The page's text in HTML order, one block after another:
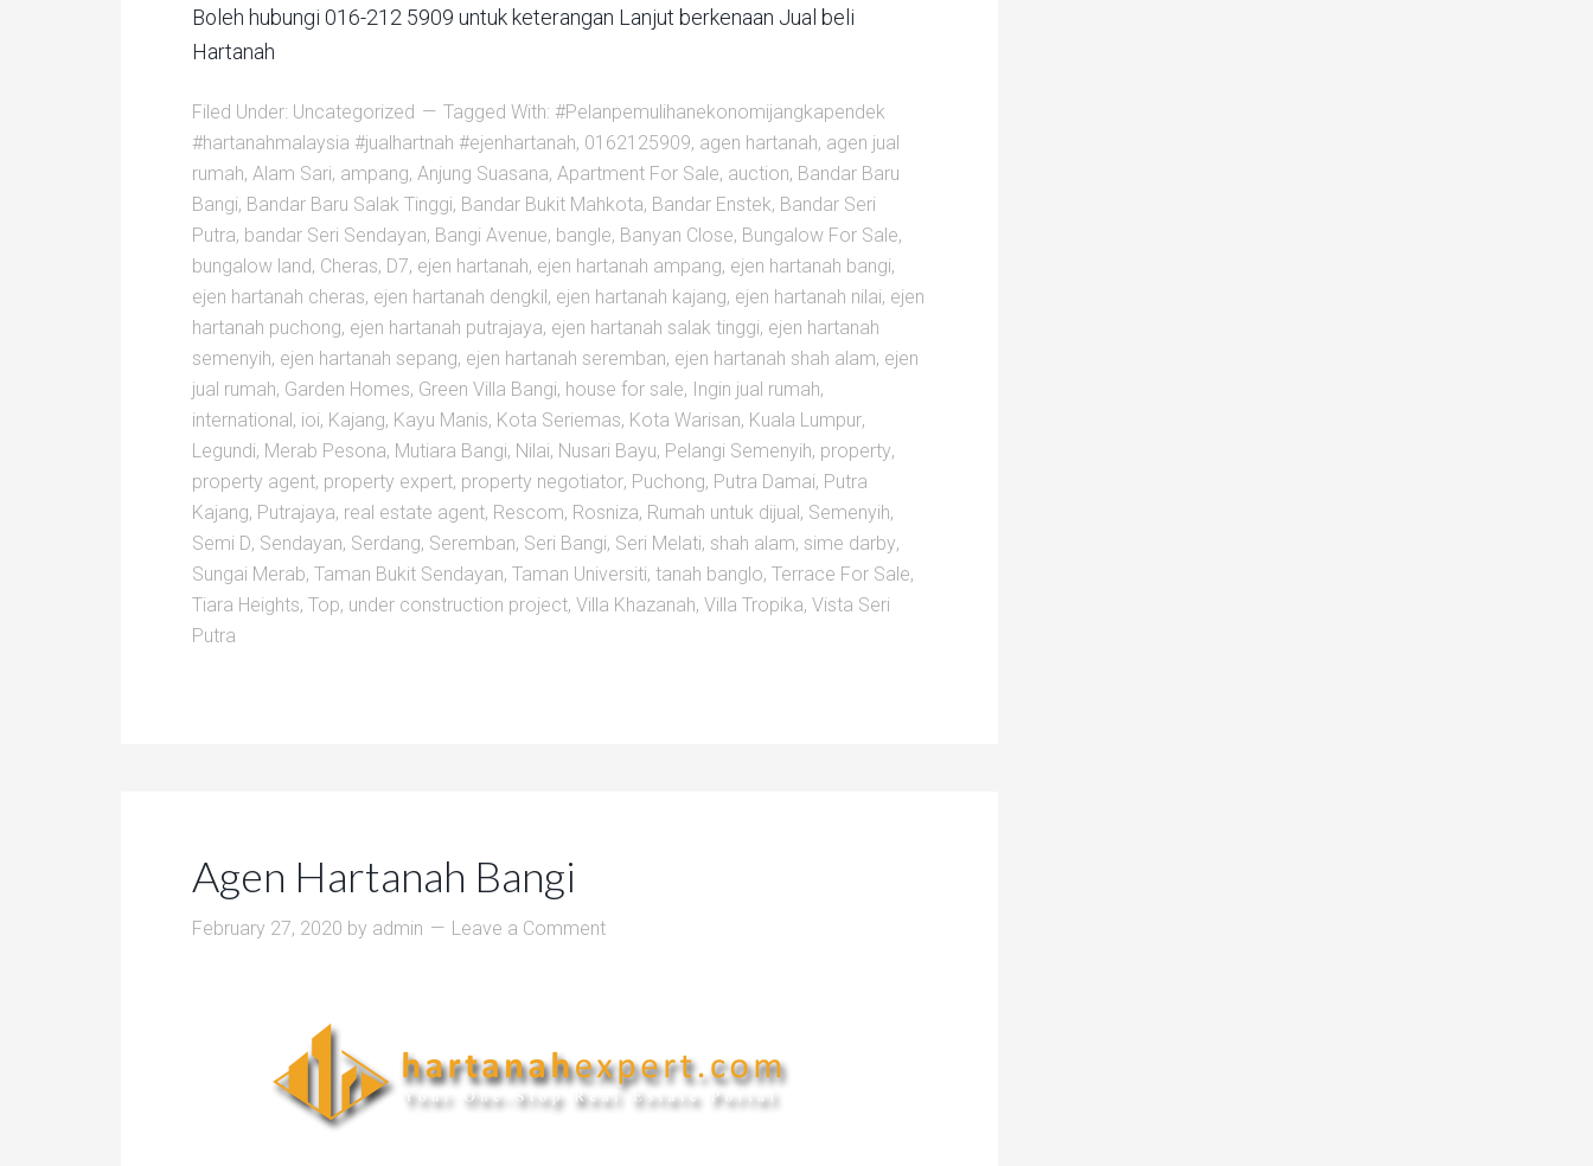
Boleh hubungi 016-212 5909 untuk keterangan Lanjut berkenaan Jual beli
Hartanah
Filed Under: Uncategorized Tagged With: #Pelanpemulihanekonomijangkapendek
#hartanahmalaysia #jualhartnah #ejenhartanah, 0162125909, agen hartanah, agen jual
rumah, Alam Sari, ampang, Anjung Suasana, Apartment For Sale, auction, Bandar Baru
Bangi, Bandar Baru Salak Tinggi, Bandar Bukit Mahkota, Bandar Enstek, Bandar Seri
Putra, bandar Seri Sendayan, Bangi Avenue, bangle, Banyan Close, Bungalow For Sale,
bungalow land, Cheras, D7, ejen hartanah, ejen hartanah ampang, ejen hartanah bangi,
ejen hartanah cheras, ejen hartanah dengkil, ejen hartanah kajang, ejen hartanah nilai, ejen
hartanah puchong, ejen hartanah putrajaya, ejen hartanah salak tinggi, ejen hartanah
semenyih, ejen hartanah sepang, ejen hartanah seremban, ejen hartanah shah alam, ejen
jual rumah, Garden Homes, Green Villa Bangi, house for sale, Ingin jual rumah,
international, ioi, Kajang, Kayu Manis, Kota Seriemas, Kota Warisan, Kuala Lumpur,
Legundi, Merab Pesona, Mutiara Bangi, Nilai, Nusari Bayu, Pelangi Semenyih, property,
property agent, property expert, property negotiator, Puchong, Putra Damai, Putra
Kajang, Putrajaya, real estate agent, Rescom, Rosniza, Rumah untuk dijual, Semenyih,
Semi D, Sendayan, Serdang, Seremban, Seri Bangi, Seri Melati, shah alam, sime darby,
Sungai Merab, Taman Bukit Sendayan, Taman Universiti, tanah banglo, Terrace For Sale,
Tiara Heights, Top, under construction project, Villa Khazanah, Villa Tropika, Vista Seri
Putra
Agen Hartanah Bangi
February 27, 2020 by admin Leave a Comment